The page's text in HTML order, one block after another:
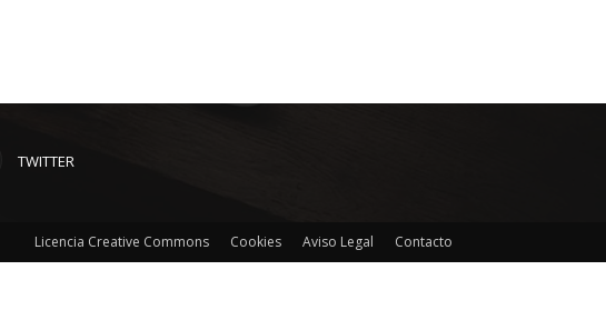
TWITTER
Licencia Creative Commons Cookies Aviso Legal Contacto